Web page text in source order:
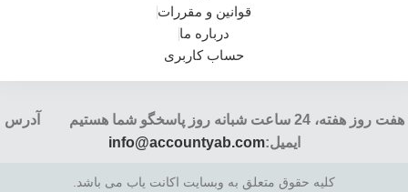
قوانین و مقررات
درباره ما
حساب کاربری
هفت روز هفته، 24 ساعت شبانه روز پاسخگو شما هستیم آدرس
ایمیل:info@accountyab.com
کلیه حقوق متعلق به وبسایت اکانت یاب می باشد.